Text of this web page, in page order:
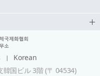
Korean
国ビル 3階 (〒 04534)